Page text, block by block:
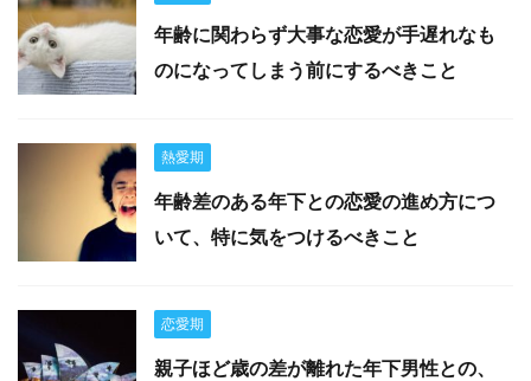
年齢に関わらず大事な恋愛が手遅れなも
のになってしまう前にするべきこと
熱愛期
年齢差のある年下との恋愛の進め方につ
いて、特に気をつけるべきこと
恋愛期
親子ほど歳の差が離れた年下男性との、